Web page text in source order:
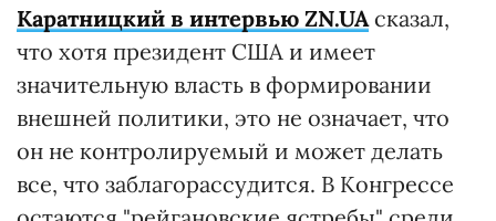
Каратницкий в интервью ZN.UAсказал,
что хотя президент США и имеет
значительную власть в формировании
внешней политики, это не означает, что
он не контролируемый и может делать
все, что заблагорассудится. В Конгрессе